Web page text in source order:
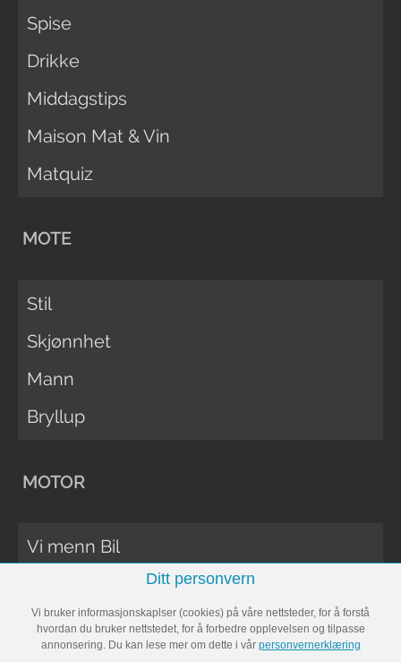
Spise
Drikke
Middagstips
Maison Mat & Vin
Matquiz
MOTE
Stil
Skjønnhet
Mann
Bryllup
MOTOR
Vi menn Bil
Vi Menn Båt
Ditt personvern
Vi bruker informasjonskaplser (cookies) på våre nettsteder, for å forstå
hvordan du bruker nettstedet, for å forbedre opplevelsen og tilpasse
annonsering. Du kan lese mer om dette i vår personvernerklæring